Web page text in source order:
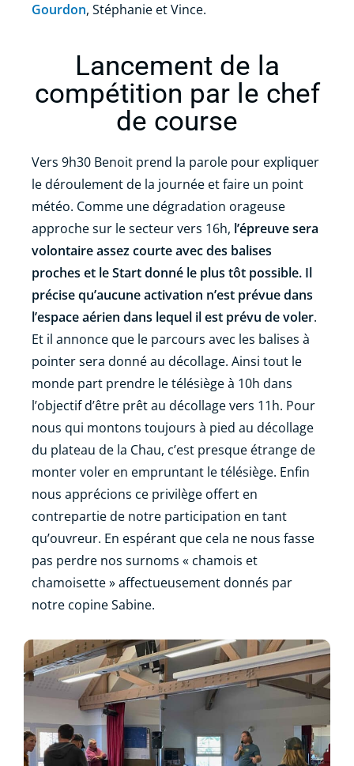
Gourdon, Stéphanie et Vince.
Lancement de la
compétition par le chef
de course
Vers 9h30 Benoit prend la parole pour expliquer
le déroulement de la journée et faire un point
météo. Comme une dégradation orageuse
approche sur le secteur vers 16h, l’épreuve sera
volontaire assez courte avec des balises
proches et le Start donné le plus tôt possible. Il
précise qu’aucune activation n’est prévue dans
l’espace aérien dans lequel il est prévu de voler.
Et il annonce que le parcours avec les balises à
pointer sera donné au décollage. Ainsi tout le
monde part prendre le télésiège à 10h dans
l’objectif d’être prêt au décollage vers 11h. Pour
nous qui montons toujours à pied au décollage
du plateau de la Chau, c’est presque étrange de
monter voler en empruntant le télésiège. Enfin
nous apprécions ce privilège offert en
contrepartie de notre participation en tant
qu’ouvreur. En espérant que cela ne nous fasse
pas perdre nos surnoms « chamois et
chamoisette » affectueusement donnés par
notre copine Sabine.